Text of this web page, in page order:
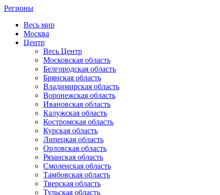
Регионы
Весь мир
Москва
Центр
Весь Центр
Московская область
Белгородская область
Брянская область
Владимирская область
Воронежская область
Ивановская область
Калужская область
Костромская область
Курская область
Липецкая область
Орловская область
Рязанская область
Смоленская область
Тамбовская область
Тверская область
Тульская область